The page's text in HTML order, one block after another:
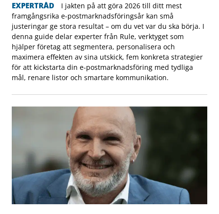
EXPERTRÅD
I jakten på att göra 2026 till ditt mest
framgångsrika e-postmarknadsföringsår kan små
justeringar ge stora resultat – om du vet var du ska börja. I
denna guide delar experter från Rule, verktyget som
hjälper företag att segmentera, personalisera och
maximera effekten av sina utskick, fem konkreta strategier
för att kickstarta din e-postmarknadsföring med tydliga
mål, renare listor och smartare kommunikation.